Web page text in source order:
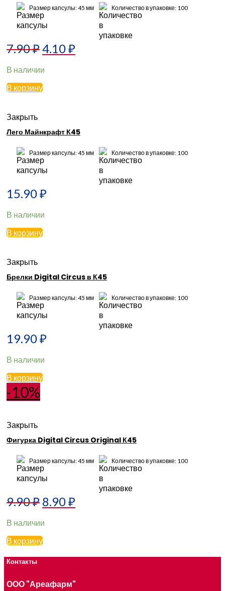
Размер капсулы: 45 мм Количество в упаковке: 100
7.90₽4.10₽
В наличии
В корзину
Закрыть
Лего Майнкрафт К45
Размер капсулы: 45 мм Количество в упаковке: 100
15.90₽
В наличии
В корзину
Закрыть
Брелки Digital Circus в К45
Размер капсулы: 45 мм Количество в упаковке: 100
19.90₽
В наличии
В корзину
-10%
Закрыть
Фигурка Digital Circus Original К45
Размер капсулы: 45 мм Количество в упаковке: 100
9.90₽ 8.90₽
В наличии
В корзину
Контакты
ООО "Ареафарм"